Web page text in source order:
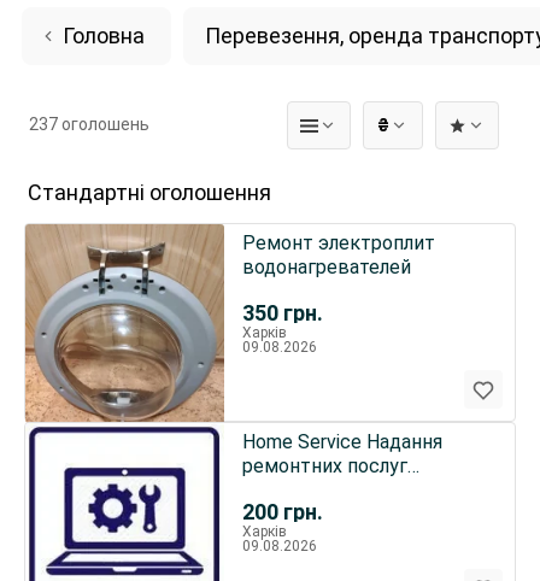
Головна Перевезення, оренда
₴
237 оголошень
Стандартні оголошення
350 грн.
Ремонт электроплит
водонагревателей
Харків
09.08.2026
200 грн.
Home Service Надання
ремонтних послуг
Харків
09.08.2026